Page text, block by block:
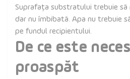
Suprafața substratului trebuie să
dar nu îmbibată. Apa nu trebuie
pe fundul recipientului.
De ce este
proaspăt